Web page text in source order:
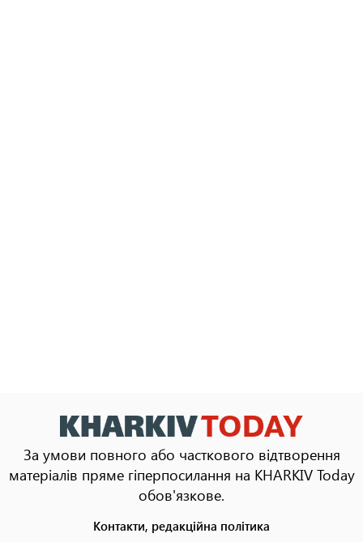
За умови повного або часткового відтворення
матеріалів пряме гіперпосилання на KHARKIV Today
обов'язкове.
Контакти, редакційна політика